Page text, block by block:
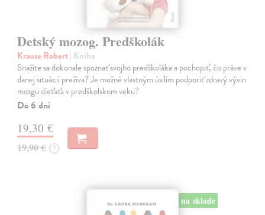
Detský mozog. Predškolák
Krause Robert| Kniha
Snažíte sa dokonale spoznať svojho predškoláka a pochopiť, čo práve v
danej situácii prežíva? Je možné vlastným úsilím podporiť zdravý vývin
mozgu dieťaťa v predškolskom veku?
Do 6 dní
19,30 €
19,90 € ?
na sklade